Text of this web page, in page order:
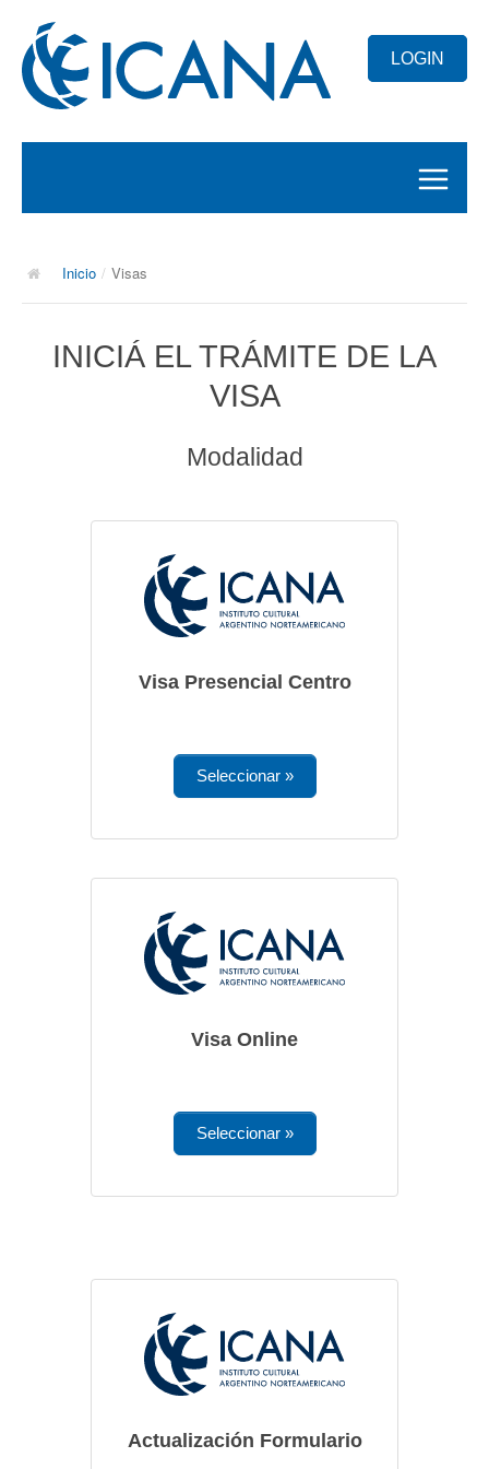
LOGIN
EXÁMENES
VISAS
Inicio / Visas
INICIÁ EL TRÁMITE DE LA
VISA
Modalidad
Visa Presencial Centro
Seleccionar »
Visa Online
Seleccionar »
Actualización Formulario